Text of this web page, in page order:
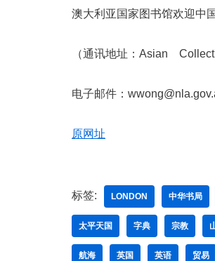
澳大利亚国家图书馆欢迎中
（通讯地址：Asian
电子邮件：
原网址
标签: LONDON 中华书局
太平天国 字典 宗教
航海 英国 英语 贸易